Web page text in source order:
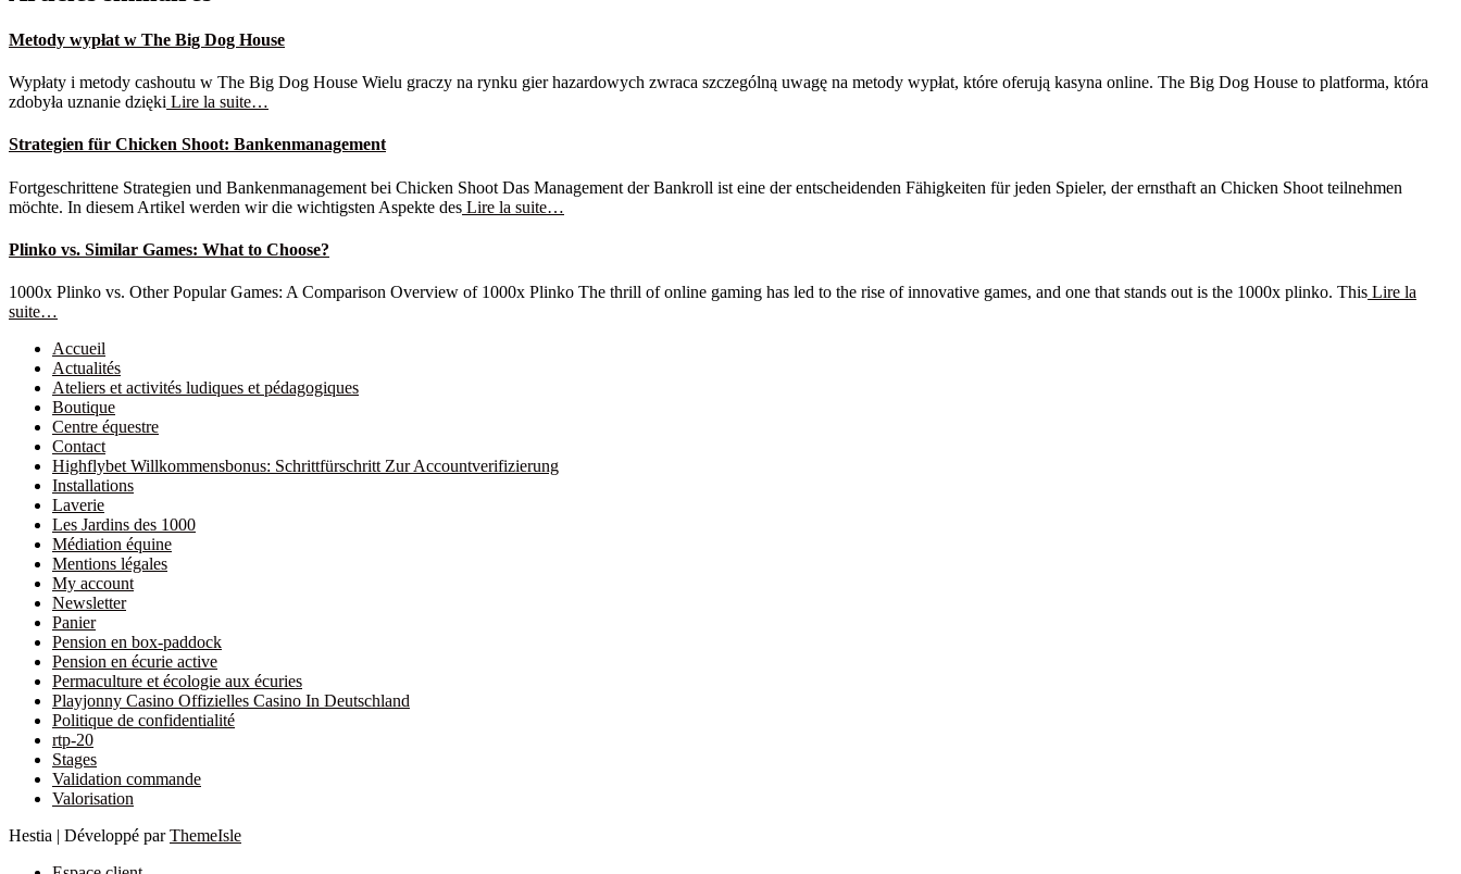
Metody wypłat w The Big Dog House
Wypłaty i metody cashoutu w The Big Dog House Wielu graczy na rynku gier hazardowych zwraca szczególną uwagę na metody wypłat, które oferują kasyna online. The Big Dog House to platforma, która
zdobyła uznanie dzięki Lire la suite…
Strategien für Chicken Shoot: Bankenmanagement
Fortgeschrittene Strategien und Bankenmanagement bei Chicken Shoot Das Management der Bankroll ist eine der entscheidenden Fähigkeiten für jeden Spieler, der ernsthaft an Chicken Shoot teilnehmen
möchte. In diesem Artikel werden wir die wichtigsten Aspekte des Lire la suite…
Plinko vs. Similar Games: What to Choose?
1000x Plinko vs. Other Popular Games: A Comparison Overview of 1000x Plinko The thrill of online gaming has led to the rise of innovative games, and one that stands out is the 1000x plinko. This Lire la
suite…
Accueil
Actualités
Ateliers et activités ludiques et pédagogiques
Boutique
Centre équestre
Contact
Highflybet Willkommensbonus: Schrittfürschritt Zur Accountverifizierung
Installations
Laverie
Les Jardins des 1000
Médiation équine
Mentions légales
My account
Newsletter
Panier
Pension en box-paddock
Pension en écurie active
Permaculture et écologie aux écuries
Playjonny Casino Offizielles Casino In Deutschland
Politique de confidentialité
rtp-20
Stages
Validation commande
Valorisation
Hestia | Développé parThemeIsle